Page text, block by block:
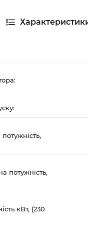
потужність,
кВт, (230